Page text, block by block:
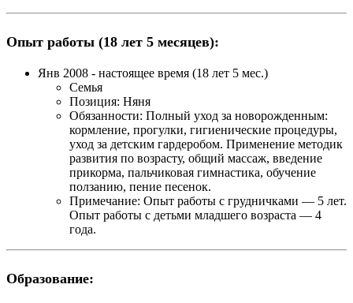
Опыт работы (18 лет 5 месяцев):
Янв 2008 - настоящее время (18 лет 5 мес.)
Семья
Позиция: Няня
Обязанности: Полный уход за новорожденным:
кормление, прогулки, гигиенические процедуры,
уход за детским гардеробом. Применение методик
развития по возрасту, общий массаж, введение
прикорма, пальчиковая гимнастика, обучение
ползанию, пение песенок.
Примечание: Опыт работы с грудничками — 5 лет.
Опыт работы с детьми младшего возраста — 4
года.
Образование: